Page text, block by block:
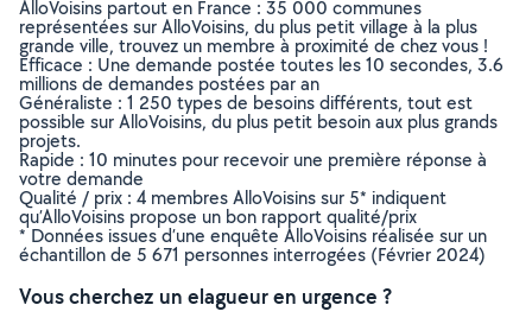
AlloVoisins partout en France : 35 000 communes
représentées sur AlloVoisins, du plus petit village à la plus
grande ville, trouvez un membre à proximité de chez vous !
Efficace : Une demande postée toutes les 10 secondes, 3.6
millions de demandes postées par an
Généraliste : 1 250 types de besoins différents, tout est
possible sur AlloVoisins, du plus petit besoin aux plus grands
projets.
Rapide : 10 minutes pour recevoir une première réponse à
votre demande
Qualité / prix : 4 membres AlloVoisins sur 5* indiquent
qu’AlloVoisins propose un bon rapport qualité/prix
* Données issues d’une enquête AlloVoisins réalisée sur un
échantillon de 5 671 personnes interrogées (Février 2024)
Vous cherchez un elagueur en urgence ?